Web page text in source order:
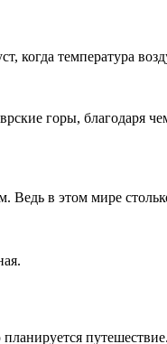
температура
горы, благодаря
в этом мире
путешествие.